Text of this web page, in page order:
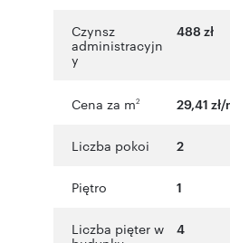
Czynsz
administracyjn
y
488 zł
Cena za m2 29,41 zł/
Liczba pokoi 2
Piętro 1
Liczba pięter w
4